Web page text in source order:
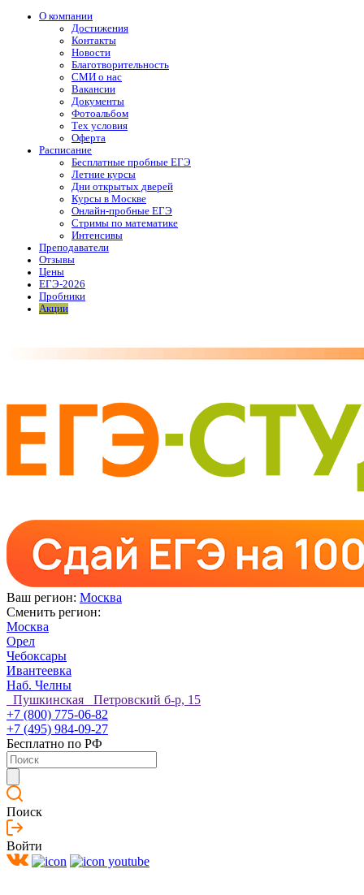
О компании
Достижения
Контакты
Новости
Благотворительность
СМИ о нас
Вакансии
Документы
Фотоальбом
Тех условия
Оферта
Расписание
Бесплатные пробные ЕГЭ
Летние курсы
Дни открытых дверей
Курсы в Москве
Онлайн-пробные ЕГЭ
Стримы по математике
Интенсивы
Преподаватели
Отзывы
Цены
ЕГЭ-2026
Пробники
Акции
Ваш регион: Москва
Сменить регион:
Москва
Орел
Чебоксары
Ивантеевка
Наб. Челны
Пушкинская Петровский б-р, 15
+7 (800) 775-06-82
+7 (495) 984-09-27
Бесплатно по РФ
Поиск
Войти